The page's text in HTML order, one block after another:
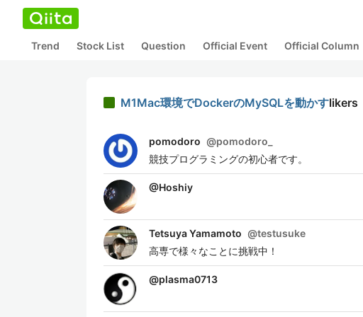
Trend Stock List Question Official Event Official Column
M1Mac環境でDockerのMySQLを動かすlikers
pomodoro @pomodoro_
競技プログラミングの初心者です。
@Hoshiy
Tetsuya Yamamoto @testusuke
高専で様々なことに挑戦中！
@plasma0713